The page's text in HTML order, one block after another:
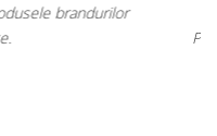
fotografii.
buy" la momentul cumpărării